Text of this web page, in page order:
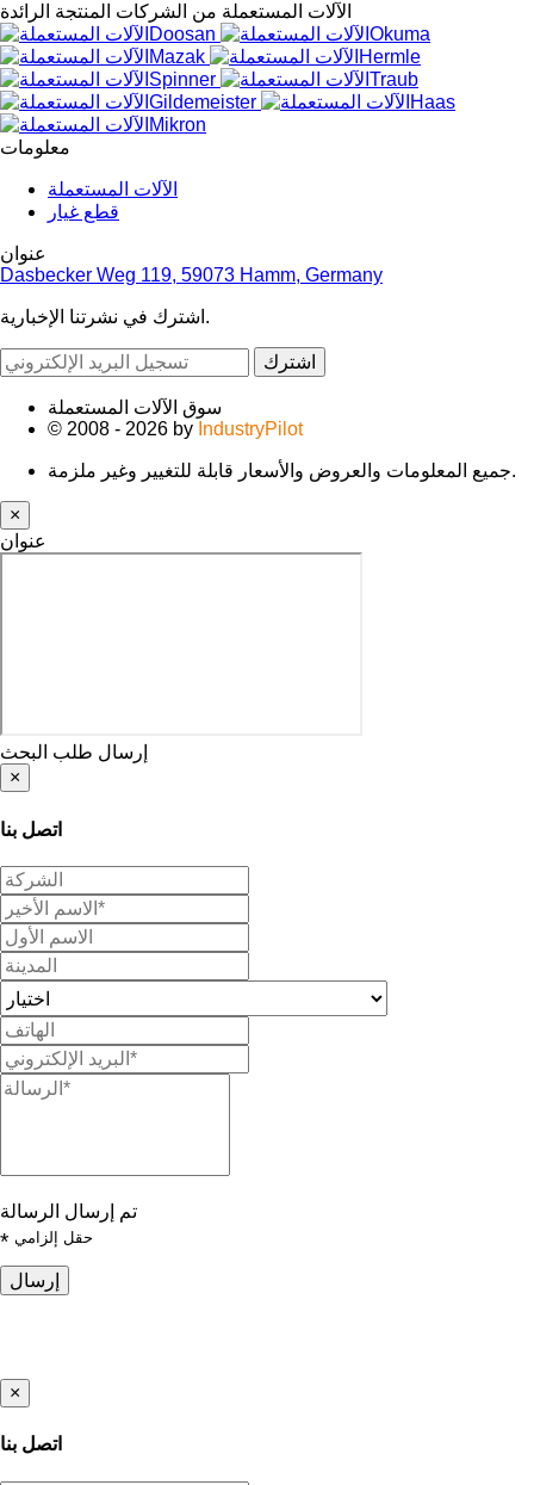
الآلات المستعملة من الشركات المنتجة الرائدة
معلومات
الآلات المستعملة
قطع غيار
عنوان
Dasbecker Weg 119, 59073 Hamm, Germany
اشترك في نشرتنا الإخبارية.
اشترك
سوق الآلات المستعملة
© 2008 - 2026 by IndustryPilot
جميع المعلومات والعروض والأسعار قابلة للتغيير وغير ملزمة.
×
عنوان
إرسال طلب البحث
×
اتصل بنا
تم إرسال الرسالة
* حقل إلزامي
إرسال
×
اتصل بنا